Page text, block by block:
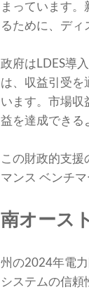
まっています
るために、ディ
政府はLDES導
は、収益引受を
います。市場収
益を達成できる
この財政的支援
マンス ベンチ
南オース
州の2024年電
システムの信